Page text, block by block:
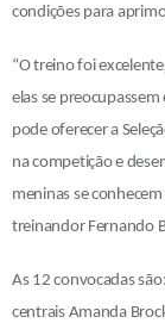
condições para
“O treino foi
elas se
pode oferecer a
na competição e
meninas se
treinandor Fernando
As 12 convocadas
centrais Amanda